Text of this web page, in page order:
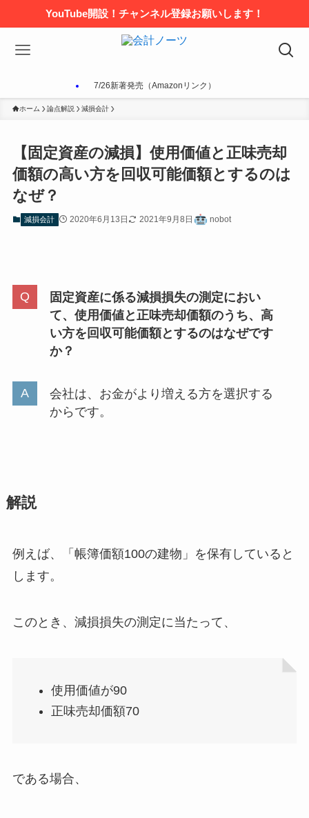
YouTube開設！チャンネル登録お願いします！
7/26新著発売（Amazonリンク）
ホーム 論点解説 減損会計
【固定資産の減損】使用価値と正味売却
価額の高い方を回収可能価額とするのは
なぜ？
減損会計 2020年6月13日 2021年9月8日 nobot
固定資産に係る減損損失の測定におい
て、使用価値と正味売却価額のうち、高
い方を回収可能価額とするのはなぜです
か？
会社は、お金がより増える方を選択する
からです。
解説
例えば、「帳簿価額100の建物」を保有していると
します。
このとき、減損損失の測定に当たって、
使用価値が90
正味売却価額70
である場合、